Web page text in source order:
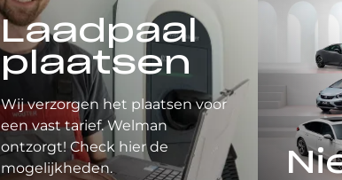
Laadpaal
plaatsen
Wij verzorgen het plaatsen voor
een vast tarief. Welman
ontzorgt! Check hier de
mogelijkheden.